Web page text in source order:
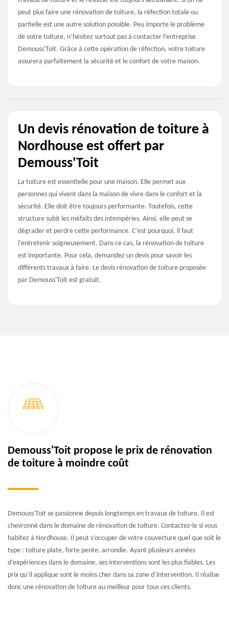
peut plus faire une rénovation de toiture, la réfection totale ou
partielle est une autre solution possible. Peu importe le problème
de votre toiture, n’hésitez surtout pas à contacter l’entreprise
Demouss'Toit. Grâce à cette opération de réfection, votre toiture
assurera parfaitement la sécurité et le confort de votre maison.
Un devis rénovation de toiture à
Nordhouse est offert par
Demouss'Toit
La toiture est essentielle pour une maison. Elle permet aux
personnes qui vivent dans la maison de vivre dans le confort et la
sécurité. Elle doit être toujours performante. Toutefois, cette
structure subit les méfaits des intempéries. Ainsi, elle peut se
dégrader et perdre cette performance. C’est pourquoi, il faut
l’entretenir soigneusement. Dans ce cas, la rénovation de toiture
est importante. Pour cela, demandez un devis pour savoir les
différents travaux à faire. Le devis rénovation de toiture proposée
par Demouss'Toit est gratuit.
Demouss'Toit propose le prix de rénovation
de toiture à moindre coût
Demouss'Toit se passionne depuis longtemps en travaux de toiture. Il est
chevronné dans le domaine de rénovation de toiture. Contactez-le si vous
habitez à Nordhouse. Il peut s’occuper de votre couverture quel que soit le
type : toiture plate, forte pente, arrondie. Ayant plusieurs années
d’expériences dans le domaine, ses interventions sont les plus fiables. Les
prix qu’il applique sont le moins cher dans sa zone d’intervention. Il réalise
donc une rénovation de toiture au meilleur pour tous ces clients.